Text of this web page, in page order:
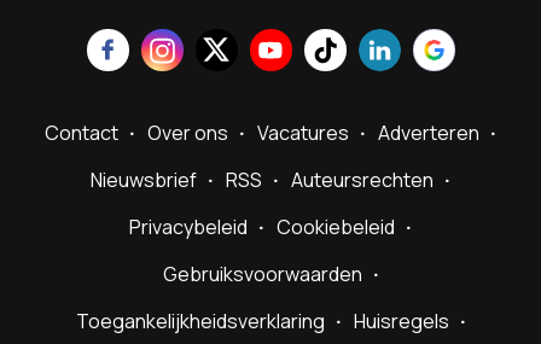
Contact Over ons Vacatures
Adverteren
Nieuwsbrief
RSS
Auteursrechten
Privacybeleid
Cookiebeleid
Gebruiksvoorwaarden
Toegankelijkheidsverklaring
Huisregels